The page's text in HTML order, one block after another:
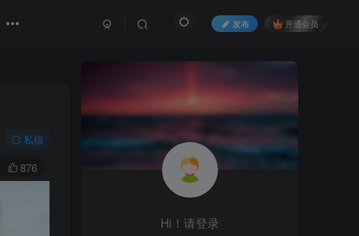
发布 开通会员
私信
876
Hi！请登录